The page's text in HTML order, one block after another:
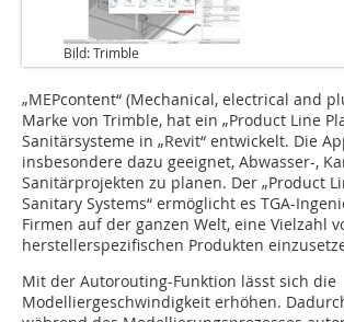
Bild: Trimble
„MEPcontent“ (Mechanical, electrical and
Marke von Trimble, hat ein „Product Line
Sanitärsysteme in „Revit“ entwickelt. Die
insbesondere dazu geeignet, Abwasser-,
Sanitärprojekten zu planen. Der „Product
Sanitary Systems“ ermöglicht es TGA-
Firmen auf der ganzen Welt, eine Vielzahl
herstellerspezifischen Produkten
Mit der Autorouting-Funktion lässt sich die
Modelliergeschwindigkeit erhöhen.